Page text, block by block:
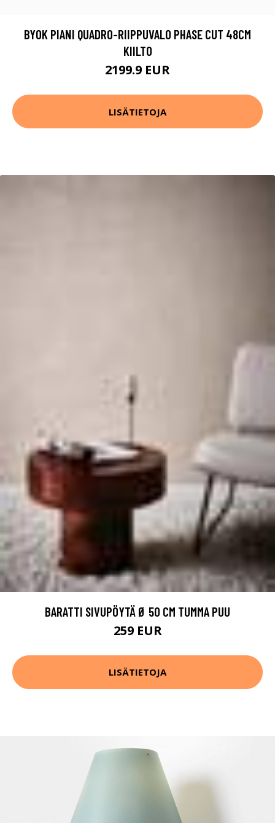
BYOK PIANI QUADRO-RIIPPUVALO PHASE CUT 48CM
KIILTO
2199.9 EUR
LISÄTIETOJA
BARATTI SIVUPÖYTÄ Ø 50 CM TUMMA PUU
259 EUR
LISÄTIETOJA